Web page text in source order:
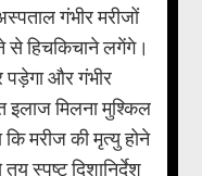
गंभीर मरीजों
से हिचकिचाने लगेंगे।
और गंभीर
इलाज मिलना मुश्किल
कि मरीज की मृत्यु होने
स्पष्ट दिशानिर्देश